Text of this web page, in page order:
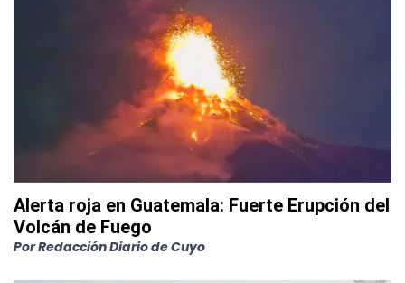
Alerta roja en Guatemala: Fuerte Erupción del
Volcán de Fuego
PorRedacción Diario de Cuyo